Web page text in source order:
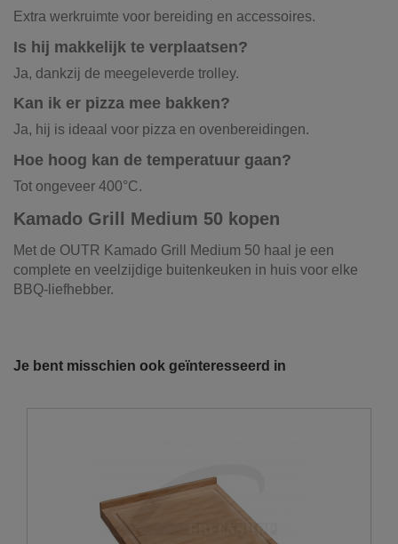
Extra werkruimte voor bereiding en accessoires.
Is hij makkelijk te verplaatsen?
Ja, dankzij de meegeleverde trolley.
Kan ik er pizza mee bakken?
Ja, hij is ideaal voor pizza en ovenbereidingen.
Hoe hoog kan de temperatuur gaan?
Tot ongeveer 400°C.
Kamado Grill Medium 50 kopen
Met de OUTR Kamado Grill Medium 50 haal je een
complete en veelzijdige buitenkeuken in huis voor elke
BBQ-liefhebber.
Afmetingen (HxBxD) H 108 x B 121 x D 65 cm
Houtskool
grond, grind, schors, ...
laadvolumes en -vermogens. De laadvolumes kunnen
variëren van 10m³ tot 30m³.
U wenst graag een losse levering?
Je bent misschien ook geïnteresseerd in